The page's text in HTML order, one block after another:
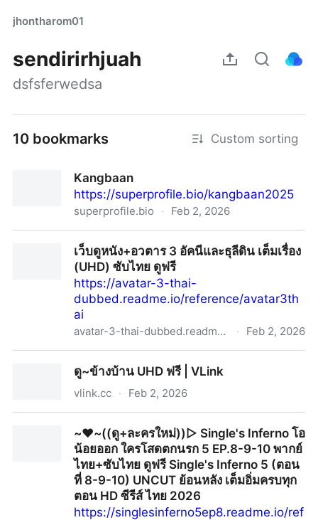
jhontharom01
sendirirhjuah
dsfsferwedsa
10 bookmarks Custom sorting
Kangbaan
https://superprofile.bio/kangbaan2025
superprofile.bio · Feb 2, 2026
เว็บดูหนัง+อวตาร 3 อัคนีและธุลีดิน เต็มเรื่อง
(UHD) ซับไทย ดูฟรี
https://avatar-3-thai-
dubbed.readme.io/reference/avatar3th
ai
avatar-3-thai-dubbed.readme.io · Feb 2, 2026
ดู~ข้างบ้าน UHD ฟรี | VLink
vlink.cc · Feb 2, 2026
~❤️~((ดู+ละครใหม่))▷ Single's Inferno โอ
น้อยออก ใครโสดตกนรก 5 EP.8-9-10 พากย์
ไทย+ซับไทย ดูฟรี Single's Inferno 5 (ตอน
ที่ 8-9-10) UNCUT ย้อนหลัง เต็มอิ่มครบทุก
ตอน HD ซีรีส์ ไทย 2026
https://singlesinferno5ep8.readme.io/ref